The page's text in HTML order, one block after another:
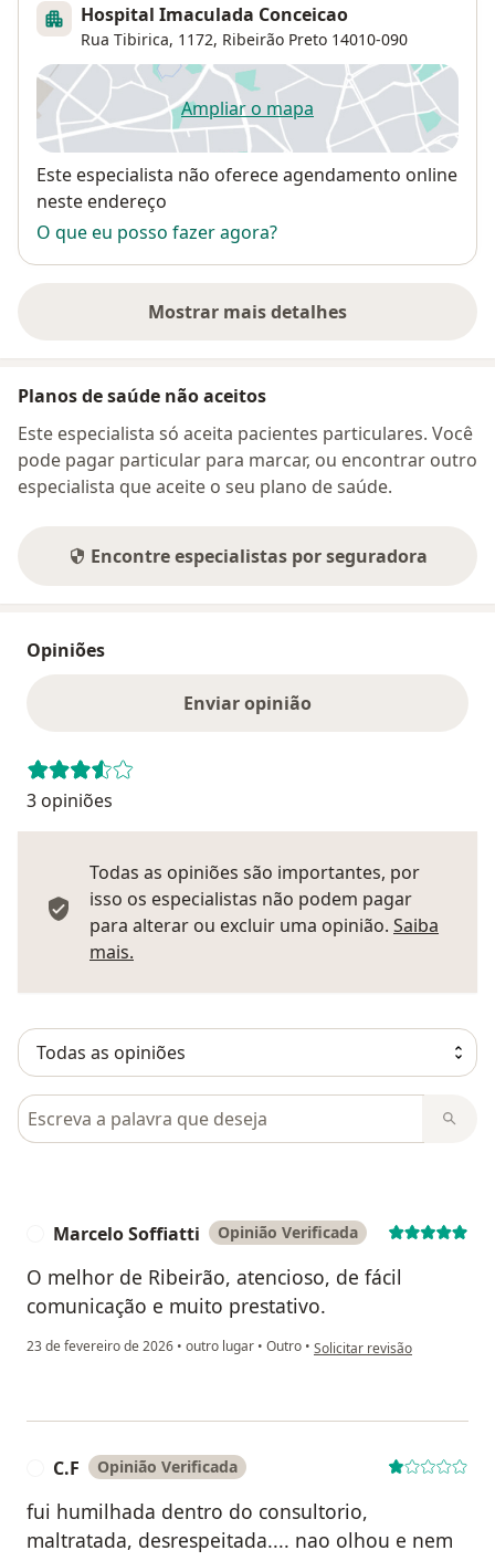
Hospital Imaculada Conceicao
Rua Tibirica, 1172, Ribeirão Preto 14010-090
Ampliar o mapaabre num novo separador
Disponibilidade
Este especialista não oferece agendamento online
neste endereço
O que eu posso fazer agora?
Mostrar mais detalhes
sobre o endereço
Planos de saúde não aceitos
Este especialista só aceita pacientes particulares. Você
pode pagar particular para marcar, ou encontrar outro
especialista que aceite o seu plano de saúde.
Encontre especialistas por seguradora
Opiniões
Enviar opinião
3 opiniões
Todas as opiniões são importantes, por
isso os especialistas não podem pagar
para alterar ou excluir uma opinião. Saiba
mais.
Pesquisar em opiniões
Marcelo Soffiatti Opinião Verificada
O melhor de Ribeirão, atencioso, de fácil
comunicação e muito prestativo.
23 de fevereiro de 2026 • outro lugar • Outro • na opinião do utilizador
Solicitar revisão
C.F Opinião Verificada
fui humilhada dentro do consultorio,
maltratada, desrespeitada.... nao olhou e nem